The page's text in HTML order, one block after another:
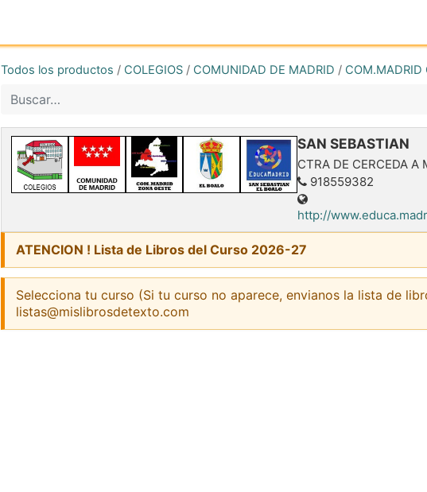
Todos los productos / COLEGIOS / COMUNIDAD DE MADRID / COM.MADRID
SAN SEBASTIAN
CTRA DE CERCEDA A
918559382
http://
ATENCION ! Lista de Libros del Curso 2026-27
Selecciona tu curso (Si tu curso no aparece, envianos la lista de
listas@mislibrosdetexto.com